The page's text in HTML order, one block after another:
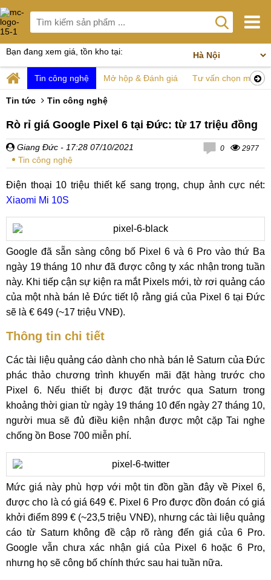
Bạn đang xem giá, tồn kho tại:
Tin công nghệ Mở hộp & Đánh giá Tư vấn chọn mua
Tin tức Tin công nghệ
Rò rỉ giá Google Pixel 6 tại Đức: từ 17 triệu đồng
Giang Đức - 17:28 07/10/2021
Tin công nghệ
0 2977
Điện thoại 10 triệu thiết kế sang trọng, chụp ảnh cực nét:
Xiaomi Mi 10S
Google đã sẵn sàng công bố Pixel 6 và 6 Pro vào thứ Ba
ngày 19 tháng 10 như đã được công ty xác nhận trong tuần
này. Khi tiếp cận sự kiện ra mắt Pixels mới, tờ rơi quảng cáo
của một nhà bán lẻ Đức tiết lộ rằng giá của Pixel 6 tại Đức
sẽ là € 649 (~17 triệu VNĐ).
Thông tin chi tiết
Các tài liệu quảng cáo dành cho nhà bán lẻ Saturn của Đức
phác thảo chương trình khuyến mãi đặt hàng trước cho
Pixel 6. Nếu thiết bị được đặt trước qua Saturn trong
khoảng thời gian từ ngày 19 tháng 10 đến ngày 27 tháng 10,
người mua sẽ đủ điều kiện nhận được một cặp Tai nghe
chống ồn Bose 700 miễn phí.
Mức giá này phù hợp với một tin đồn gần đây về Pixel 6,
được cho là có giá 649 €. Pixel 6 Pro được đồn đoán có giá
khởi điểm 899 € (~23,5 triệu VNĐ), nhưng các tài liệu quảng
cáo từ Saturn không đề cập rõ ràng đến giá của 6 Pro.
Google vẫn chưa xác nhận giá của Pixel 6 hoặc 6 Pro,
nhưng họ sẽ công bố chính thức sau hai tuần nữa.